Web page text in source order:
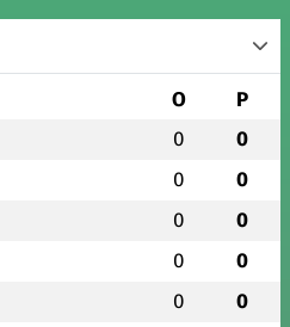
O P
0 0
0 0
0 0
0 0
0 0